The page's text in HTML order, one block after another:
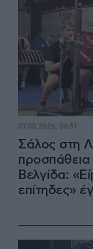
Σάλος στη
Βελγίδα:
επίτηδες»
07.08.2026, 06:51